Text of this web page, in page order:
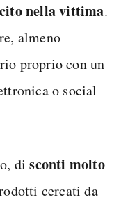
nella vittima.
almeno
proprio con un
o social
disconti molto
cercati da